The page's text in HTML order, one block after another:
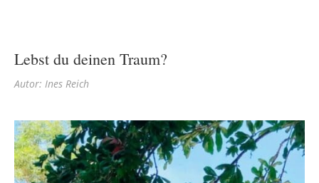
Lebst du deinen Traum?
Autor: Ines Reich